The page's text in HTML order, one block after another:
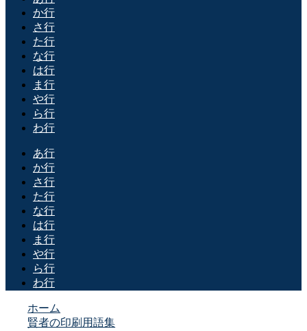
か行
さ行
た行
な行
は行
ま行
や行
ら行
わ行
あ行
か行
さ行
た行
な行
は行
ま行
や行
ら行
わ行
ホーム
賢者の印刷用語集